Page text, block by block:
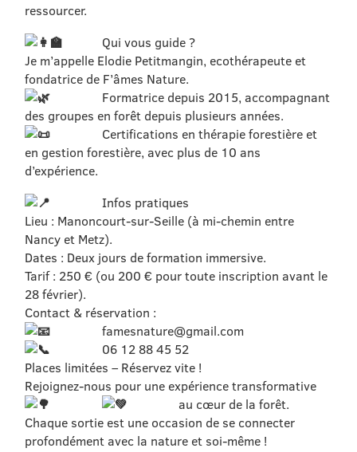
ressourcer.
Qui vous guide ?
Je m’appelle Elodie Petitmangin, ecothérapeute et
fondatrice de F’âmes Nature.
Formatrice depuis 2015, accompagnant
des groupes en forêt depuis plusieurs années.
Certifications en thérapie forestière et
en gestion forestière, avec plus de 10 ans
d’expérience.
Infos pratiques
Lieu : Manoncourt-sur-Seille (à mi-chemin entre
Nancy et Metz).
Dates : Deux jours de formation immersive.
Tarif : 250 € (ou 200 € pour toute inscription avant le
28 février).
Contact & réservation :
famesnature@gmail.com
06 12 88 45 52
Places limitées – Réservez vite !
Rejoignez-nous pour une expérience transformative
au cœur de la forêt.
Chaque sortie est une occasion de se connecter
profondément avec la nature et soi-même !